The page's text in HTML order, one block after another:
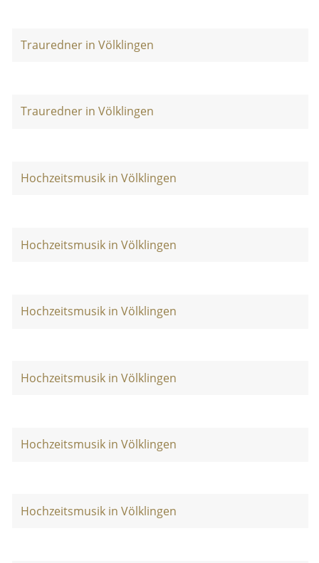
Trauredner in Völklingen
Trauredner in Völklingen
Hochzeitsmusik in Völklingen
Hochzeitsmusik in Völklingen
Hochzeitsmusik in Völklingen
Hochzeitsmusik in Völklingen
Hochzeitsmusik in Völklingen
Hochzeitsmusik in Völklingen